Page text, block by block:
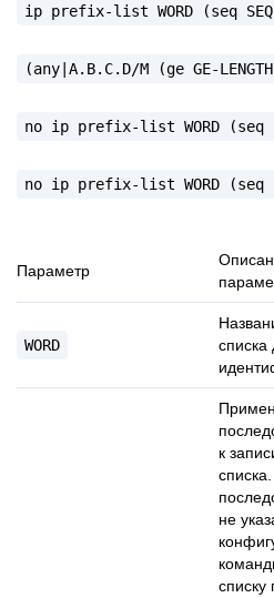
ip prefix-list WORD (seq
(any|A.B.C.D/M (ge GE-LENGTH|
no ip prefix-list WORD (seq
no ip prefix-list WORD (seq
Параметр
WORD
списка
к
не
списку